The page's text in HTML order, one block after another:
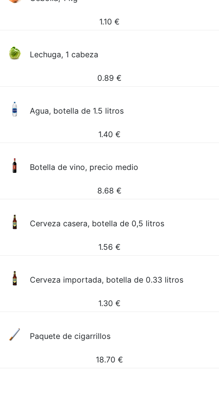
1.10 €
Lechuga, 1 cabeza
0.89 €
Agua, botella de 1.5 litros
1.40 €
Botella de vino, precio medio
8.68 €
Cerveza casera, botella de 0,5 litros
1.56 €
Cerveza importada, botella de 0.33 litros
1.30 €
Paquete de cigarrillos
18.70 €